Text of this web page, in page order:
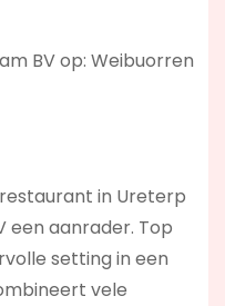
BV op: Weibuorren
in Ureterp
een aanrader. Top
setting in een
vele